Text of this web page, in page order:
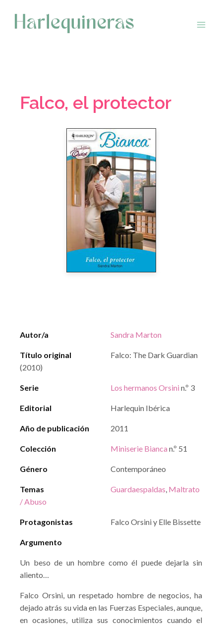
contenido
Falco, el protector
Autor/a Sandra Marton
Título original
Falco: The Dark Guardian
(2010)
Serie Los hermanos Orsini n.º 3
Editorial Harlequin Ibérica
Año de publicación 2011
Colección Miniserie Bianca n.º 51
Género Contemporáneo
Temas Guardaespaldas, Maltrato
/ Abuso
Protagonistas Falco Orsini y Elle Bissette
Argumento
Un beso de un hombre como él puede dejarla sin
aliento…
Falco Orsini, un respetado hombre de negocios, ha
dejado atrás su vida en las Fuerzas Especiales, aunque,
en ocasiones, utiliza sus conocimientos cuando el